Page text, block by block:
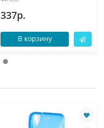
337р.
В корзину